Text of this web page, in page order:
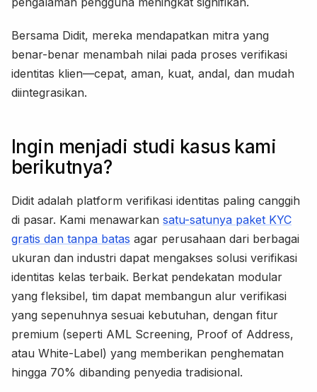
Bersama Didit, mereka mendapatkan mitra yang
benar-benar menambah nilai pada proses verifikasi
identitas klien—cepat, aman, kuat, andal, dan mudah
diintegrasikan.
Ingin menjadi studi kasus kami
berikutnya?
Didit adalah platform verifikasi identitas paling canggih
di pasar. Kami menawarkan satu-satunya paket KYC
gratis dan tanpa batas agar perusahaan dari berbagai
ukuran dan industri dapat mengakses solusi verifikasi
identitas kelas terbaik. Berkat pendekatan modular
yang fleksibel, tim dapat membangun alur verifikasi
yang sepenuhnya sesuai kebutuhan, dengan fitur
premium (seperti AML Screening, Proof of Address,
atau White-Label) yang memberikan penghematan
hingga 70% dibanding penyedia tradisional.